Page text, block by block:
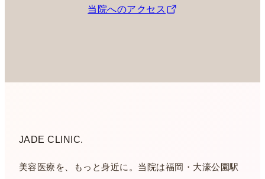
当院へのアクセス
JADE CLINIC.
美容医療を、もっと身近に。当院は福岡・大濠公園駅